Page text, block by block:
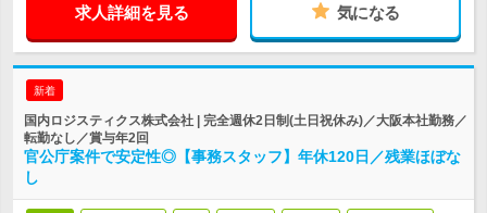
求人詳細を見る 気になる
新着
国内ロジスティクス株式会社 | 完全週休2日制(土日祝休み)／大阪本社勤務／
転勤なし／賞与年2回
官公庁案件で安定性◎【事務スタッフ】年休120日／残業ほぼな
し